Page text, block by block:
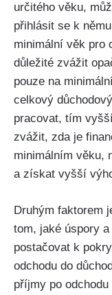
určitého věku,
přihlásit se k
minimální věk pro
důležité zvážit
pouze na
celkový
pracovat, tím
zvážit, zda je
minimálním věku,
a získat vyšší
Druhým faktorem
tom, jaké úspory
postačovat k
odchodu do
příjmy po